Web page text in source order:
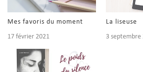
Mes favoris du moment
17 février 2021
La liseuse
3 septembre